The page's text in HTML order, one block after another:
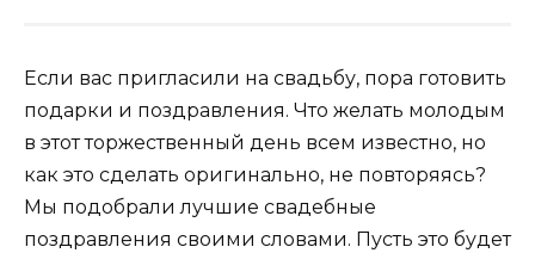
Если вас пригласили на свадьбу, пора готовить
подарки и поздравления. Что желать молодым
в этот торжественный день всем известно, но
как это сделать оригинально, не повторяясь?
Мы подобрали лучшие свадебные
поздравления своими словами. Пусть это будет